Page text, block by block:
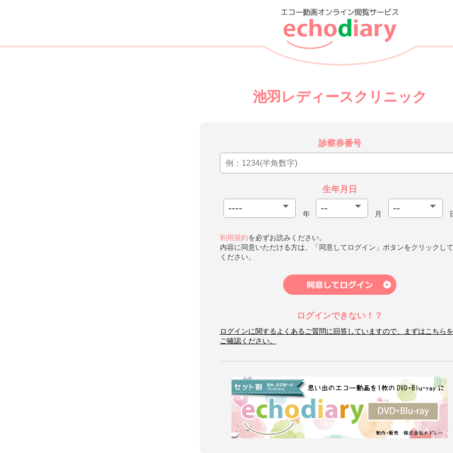
池羽レディースクリニック
診察券番号
生年月日
年 月
利用規約を必ずお読みください。
内容に同意いただける方は、「同意してログイン」ボタンをクリックして
ください。
ログインできない！？
ログインに関するよくあるご質問に回答していますので、まずはこちらを
ご確認ください。